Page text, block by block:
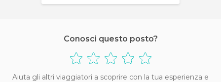
Conosci questo posto?
Aiuta gli altri viaggiatori a scoprire con la tua esperienza e